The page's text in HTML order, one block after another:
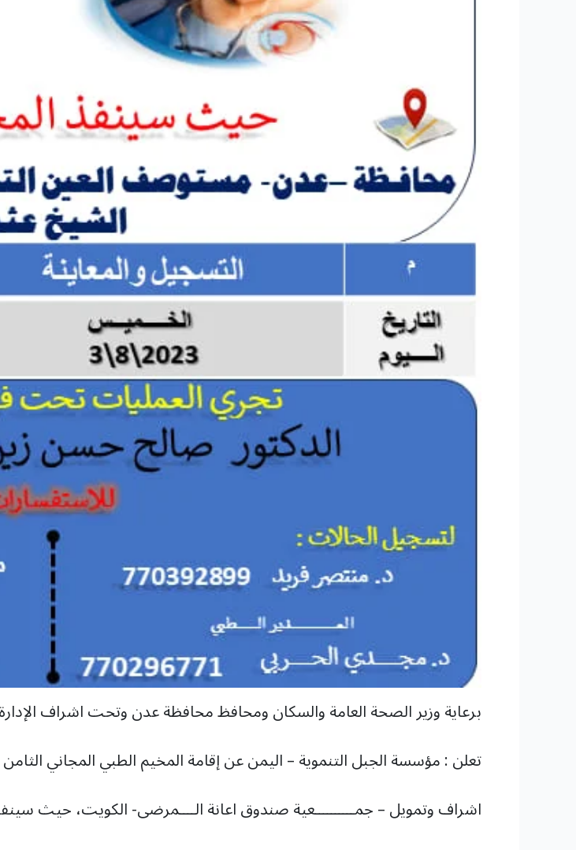
برعاية وزير الصحة العامة والسكان ومحافظ محافظة عدن وتحت اشراف
تعلن : مؤسسة الجبل التنموية – اليمن عن إقامة المخيم الطبي المجاني الثامن
اشراف وتمويل – جمــــــــــعية صندوق اعانة الــــمرضى- الكويت، حيث